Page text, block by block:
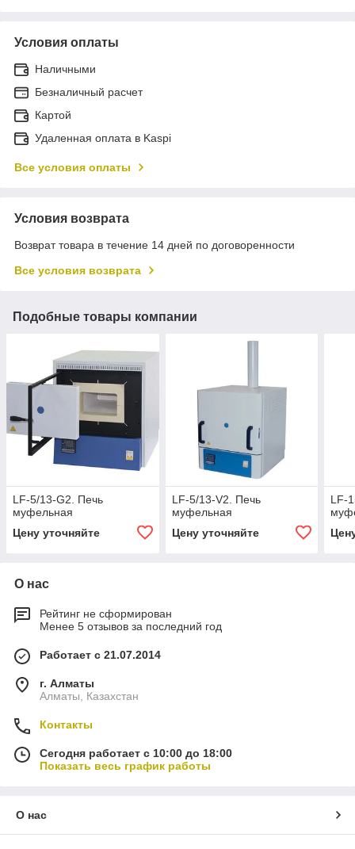
Условия оплаты
Наличными
Безналичный расчет
Картой
Удаленная оплата в Kaspi
Все условия оплаты
Условия возврата
Возврат товара в течение 14 дней по договоренности
Все условия возврата
Подобные товары компании
LF-5/13-G2. Печь
муфельная
Цену уточняйте
LF-5/13-V2. Печь
муфельная
Цену уточняйте
LF-
О нас
Рейтинг не сформирован
Менее 5 отзывов за последний год
Работает с 21.07.2014
г. Алматы
Алматы, Казахстан
Контакты
Сегодня работает с 10:00 до 18:00
Показать весь график работы
О нас